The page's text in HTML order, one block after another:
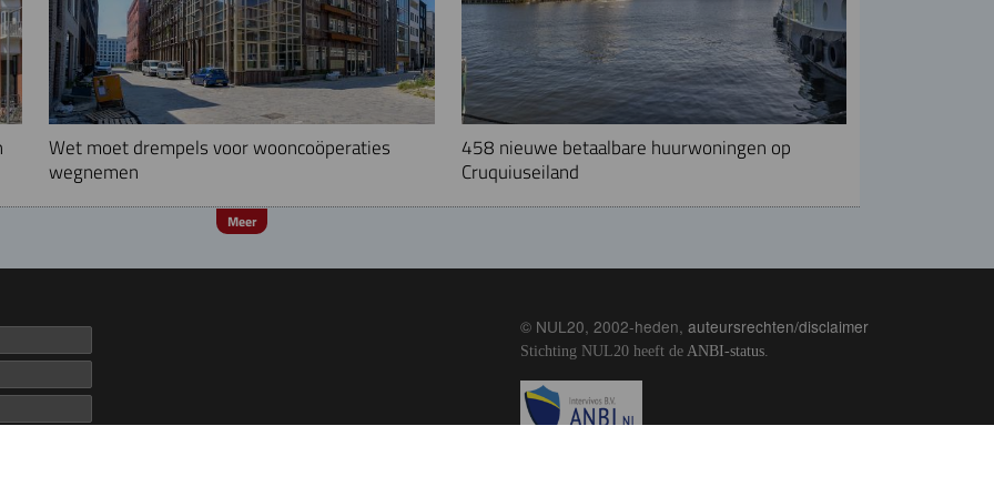
Wet moet drempels voor wooncoöperaties
wegnemen
458 nieuwe betaalbare huurwoningen op
Cruquiuseiland
Meer
© NUL20, 2002-heden, auteursrechten/disclaimer
Stichting NUL20 heeft de ANBI-status.
Image